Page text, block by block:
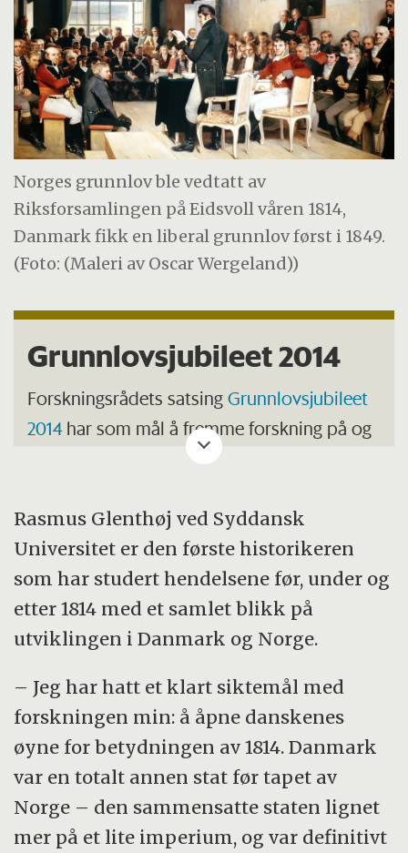
Norges grunnlov ble vedtatt av
Riksforsamlingen på Eidsvoll våren 1814,
Danmark fikk en liberal grunnlov først i 1849.
(Foto: (Maleri av Oscar Wergeland))
Grunnlovsjubileet 2014
Forskningsrådets satsingGrunnlovsjubileet
2014har som mål å fremme forskning på og
kunnskap om grunnlovens betydning for
Rasmus Glenthøj ved Syddansk
Universitet er den første historikeren
som har studert hendelsene før, under og
etter 1814 med et samlet blikk på
utviklingen i Danmark og Norge.
– Jeg har hatt et klart siktemål med
forskningen min: å åpne danskenes
øyne for betydningen av 1814. Danmark
var en totalt annen stat før tapet av
Norge – den sammensatte staten lignet
mer på et lite imperium, og var definitivt